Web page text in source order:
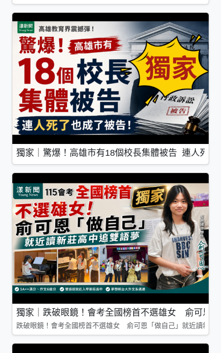
獨家｜驚爆！高雄市有18個校長集體被告 連人死了
獨家｜跌破眼鏡！會考全國榜首不選雄女 俞可恩
跌破眼鏡！會考全國榜首不選雄女 俞可恩「做自己」就近讀新莊